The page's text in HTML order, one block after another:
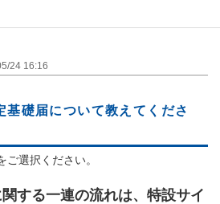
24 16:16
基礎届について教えてくださ
選択ください。
する一連の流れは、特設サイ